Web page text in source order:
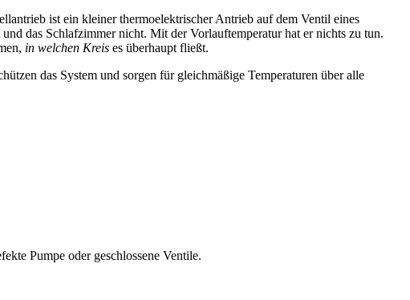
ist ein kleiner thermoelektrischer Antrieb auf dem Ventil eines
das Schlafzimmer nicht. Mit der Vorlauftemperatur hat er nichts zu tun.
in welchen Kreis es überhaupt fließt.
das System und sorgen für gleichmäßige Temperaturen über alle
Pumpe oder geschlossene Ventile.